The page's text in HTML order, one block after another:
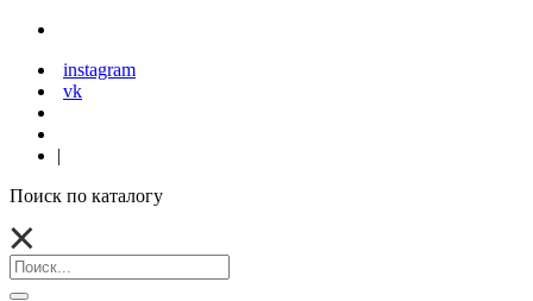
instagram
vk
|
Поиск по каталогу